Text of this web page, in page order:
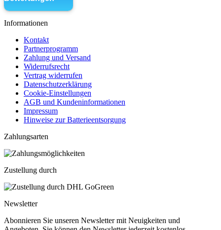
Informationen
Kontakt
Partnerprogramm
Zahlung und Versand
Widerrufsrecht
Vertrag widerrufen
Datenschutzerklärung
Cookie-Einstellungen
AGB und Kundeninformationen
Impressum
Hinweise zur Batterieentsorgung
Zahlungsarten
Zustellung durch
Newsletter
Abonnieren Sie unseren Newsletter mit Neuigkeiten und